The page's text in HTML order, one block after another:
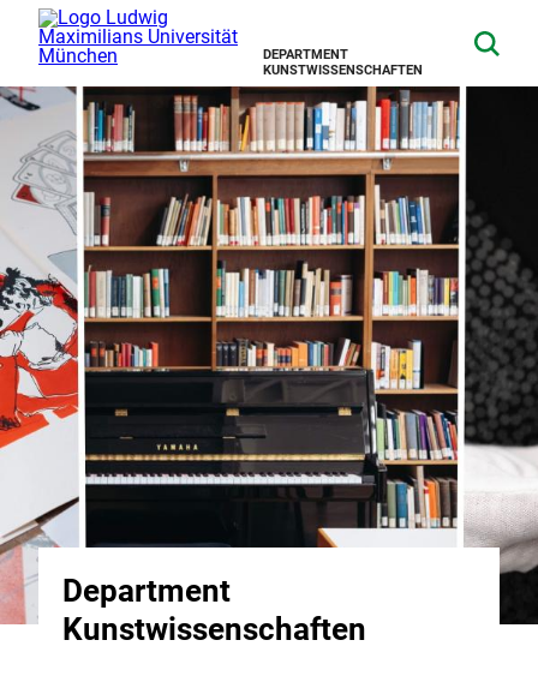
DEPARTMENT
KUNSTWISSENSCHAFTEN
Department
Kunstwissenschaften